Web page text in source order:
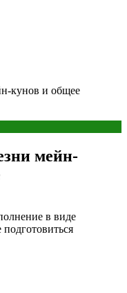
кунов и общее
мейн-
в виде